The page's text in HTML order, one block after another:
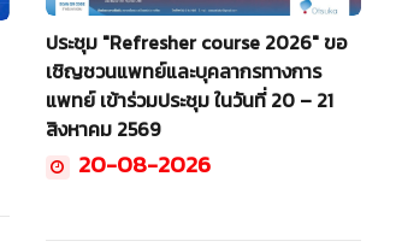
ประชุม "Refresher course 2026" ขอ
เชิญชวนแพทย์และบุคลากรทางการ
แพทย์ เข้าร่วมประชุม ในวันที่ 20 – 21
สิงหาคม 2569
20-08-2026